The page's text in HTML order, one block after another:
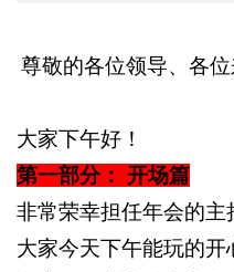
尊敬的各位领导、各
大家下午好！
第一部分： 开场篇
非常荣幸担任年会的
大家今天下午能玩的开